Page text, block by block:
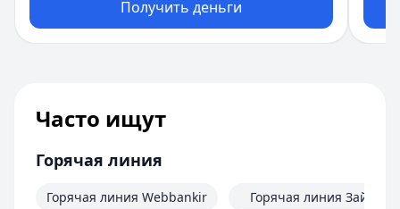
Получить деньги
Часто ищут
Горячая линия
Горячая линия Webbankir
Горячая линия Займер